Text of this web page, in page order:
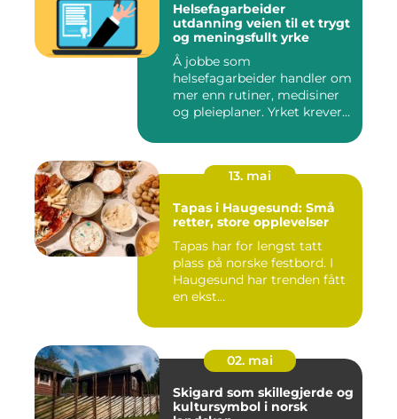
Helsefagarbeider
utdanning veien til et trygt
og meningsfullt yrke
Å jobbe som
helsefagarbeider handler om
mer enn rutiner, medisiner
og pleieplaner. Yrket krever
13. mai
Tapas i Haugesund: Små
retter, store opplevelser
Tapas har for lengst tatt
plass på norske festbord. I
Haugesund har trenden fått
en ekst...
02. mai
Skigard som skillegjerde og
kultursymbol i norsk